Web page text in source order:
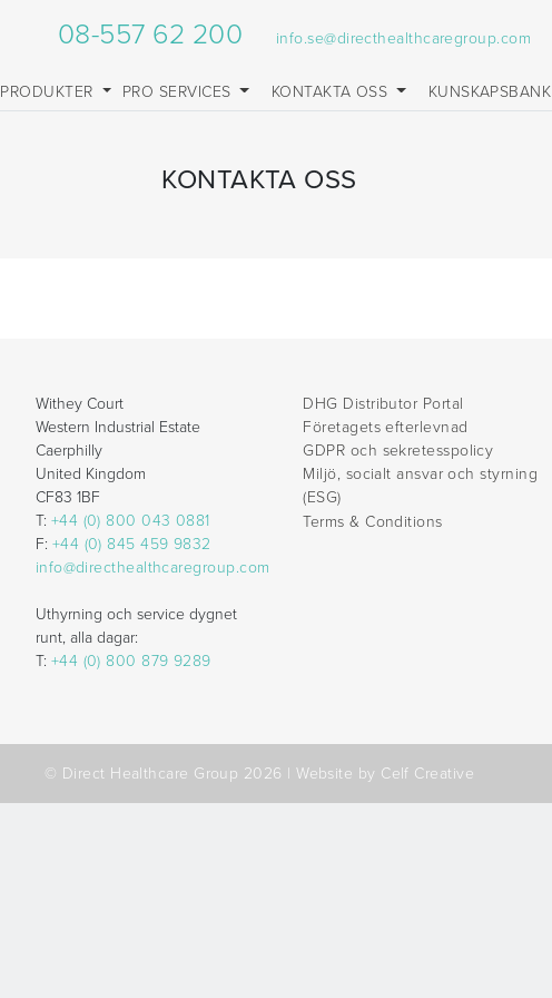
08-557 62 200 info.se@directhealthcaregroup.com
PRODUKTER PRO SERVICES KONTAKTA OSS KUNSKAPSBANK
KONTAKTA OSS
Withey Court
Western Industrial Estate
Caerphilly
United Kingdom
CF83 1BF
T: +44 (0) 800 043 0881
F: +44 (0) 845 459 9832
info@directhealthcaregroup.com
Uthyrning och service dygnet
runt, alla dagar:
T: +44 (0) 800 879 9289
DHG Distributor Portal
Företagets efterlevnad
GDPR och sekretesspolicy
Miljö, socialt ansvar och styrning
(ESG)
Terms & Conditions
© Direct Healthcare Group 2026 |Website by Celf Creative